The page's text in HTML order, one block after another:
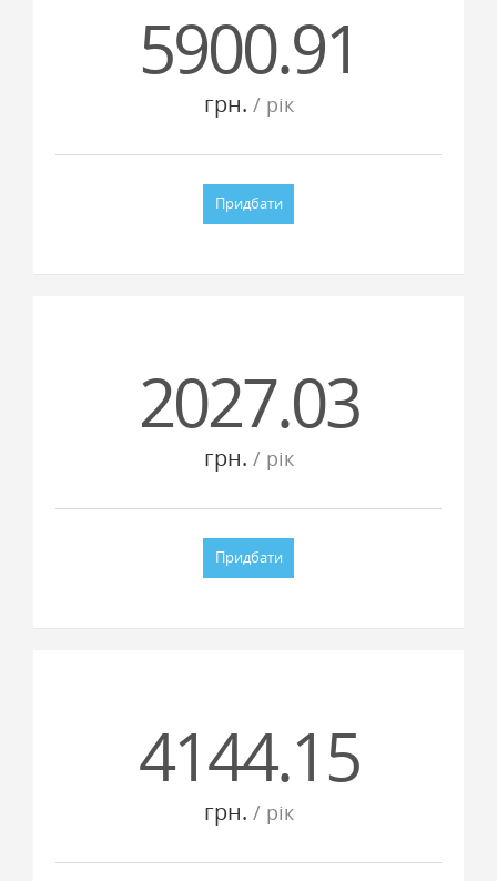
5900.91
грн. / рiк
Придбати
2027.03
грн. / рiк
Придбати
4144.15
грн. / рiк